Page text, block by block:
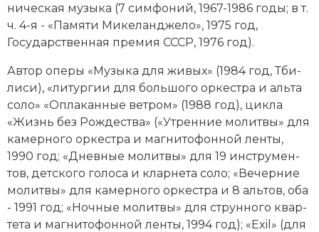
Религия и церковь
Северная Америка
Социально-экономическая история
Специальные исторические дисциплины
СССР
Южная Америка
ническая му­зы­ка (7 сим­фо­ний, 1967-1986 годы; в т.
ч. 4-я - «Па­мя­ти Ми­ке­ланд­же­ло», 1975 год,
Государственная премия СССР, 1976 год).
Ав­тор опе­ры «Му­зы­ка для жи­вых» (1984 год, Тби­
ли­си), «ли­тур­гии для боль­шо­го ор­ке­ст­ра и аль­та
со­ло» «Оп­ла­кан­ные вет­ром» (1988 год), цик­ла
«Жизнь без Ро­ж­де­ст­ва» («Ут­рен­ние мо­лит­вы» для
ка­мер­но­го ор­ке­ст­ра и маг­ни­то­фон­ной лен­ты,
1990 год; «Днев­ные мо­лит­вы» для 19 ин­ст­ру­мен­
тов, дет­ско­го го­ло­са и клар­не­та со­ло; «Ве­чер­ние
мо­лит­вы» для ка­мер­но­го ор­ке­ст­ра и 8 аль­тов, оба
- 1991 год; «Ноч­ные мо­лит­вы» для струн­но­го квар­
те­та и маг­ни­то­фон­ной лен­ты, 1994 год); «Exil» (для